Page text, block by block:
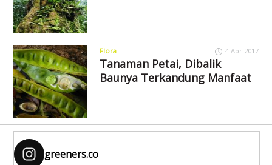
Flora 4 Apr 2017
Tanaman Petai, Dibalik
Baunya Terkandung Manfaat
greeners.co